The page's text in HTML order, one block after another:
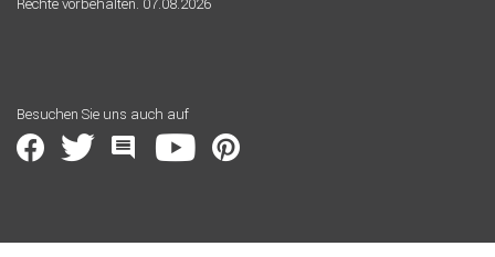
Rechte vorbehalten. 07.08.2026
Besuchen Sie uns auch auf